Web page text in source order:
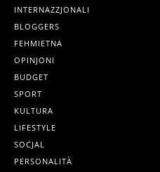
INTERNAZZJONALI
BLOGGERS
FEHMIETNA
OPINJONI
BUDGET
SPORT
KULTURA
LIFESTYLE
SOĊJAL
PERSONALITÀ